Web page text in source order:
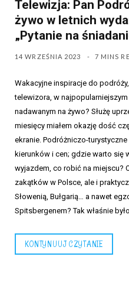
Telewizja: Pan
żywo w letnich
„Pytanie na
14 WRZEŚNIA 2023 7 MINS
Wakacyjne inspiracje do
telewizora, w
nadawanym na żywo? Służę
miesięcy miałem okazję dość
ekranie. Podróżniczo-
kierunków i cen; gdzie warto się
wyjazdem, co robić na miejscu?
zakątków w Polsce, ale i
Słowenią, Bułgarią… a nawet
Spitsbergenem? Tak właśnie
KONTYNUUJ CZYTANIE